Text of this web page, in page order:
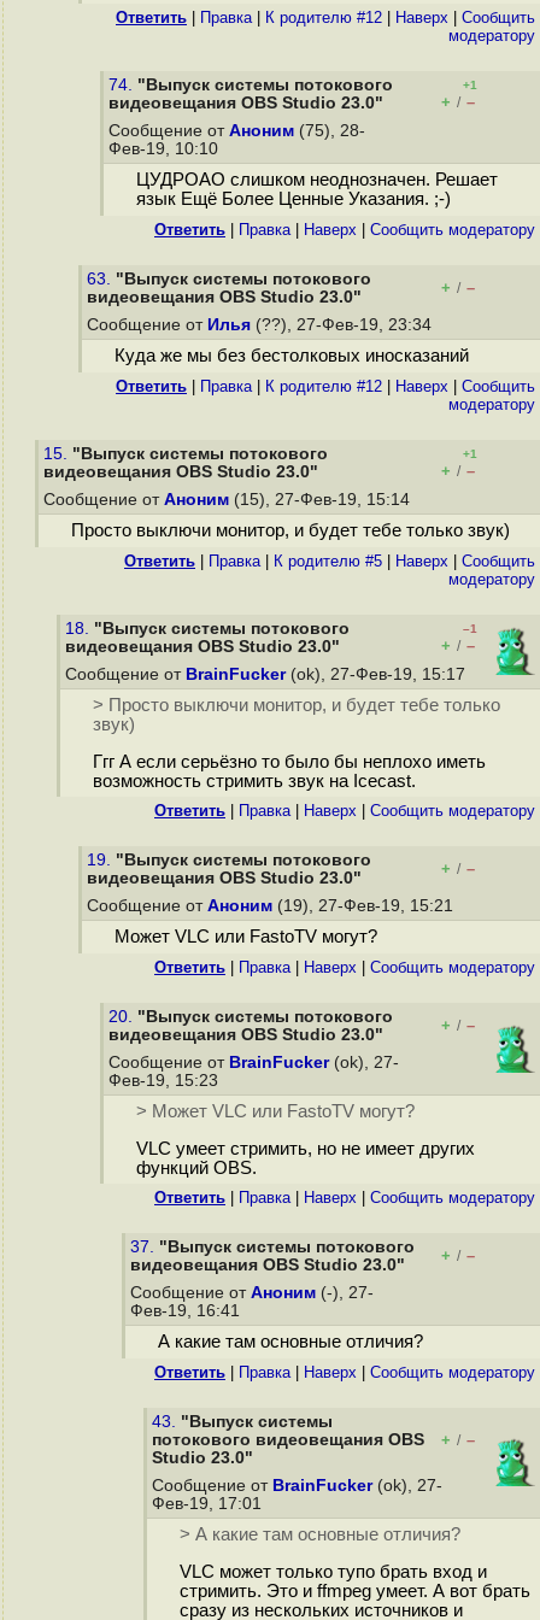
Ответить Правка| К родителю #12 Наверх
Cообщить
модератору
74. "Выпуск системы потокового
видеовещания OBS Studio 23.0"
+1
+ / –
Сообщение от Аноним (75), 28-
Фев-19, 10:10
ЦУДРОАО слишком неоднозначен. Решает
язык Ещё Более Ценные Указания. ;-)
Ответить Правка| Наверх Cообщить модератору
63. "Выпуск системы потокового
видеовещания OBS Studio 23.0"
+ / –
Сообщение от Илья (??), 27-Фев-19, 23:34
Куда же мы без бестолковых иносказаний
Ответить Правка| К родителю #12 Наверх
Cообщить
модератору
15. "Выпуск системы потокового
видеовещания OBS Studio 23.0"
+1
+ / –
Сообщение от Аноним (15), 27-Фев-19, 15:14
Просто выключи монитор, и будет тебе только звук)
Ответить Правка| К родителю #5 Наверх
Cообщить
модератору
18. "Выпуск системы потокового
видеовещания OBS Studio 23.0"
–1
+ / –
Сообщение от BrainFucker(ok), 27-Фев-19, 15:17
> Просто выключи монитор, и будет тебе только
звук)
Ггг А если серьёзно то было бы неплохо иметь
возможность стримить звук на Icecast.
Ответить Правка| Наверх Cообщить модератору
19. "Выпуск системы потокового
видеовещания OBS Studio 23.0"
+ / –
Сообщение от Аноним (19), 27-Фев-19, 15:21
Может VLC или FastoTV могут?
Ответить Правка| Наверх Cообщить модератору
20. "Выпуск системы потокового
видеовещания OBS Studio 23.0"
+ / –
Сообщение от BrainFucker(ok), 27-
Фев-19, 15:23
> Может VLC или FastoTV могут?
VLC умеет стримить, но не имеет других
функций OBS.
Ответить Правка| Наверх Cообщить модератору
37. "Выпуск системы потокового
видеовещания OBS Studio 23.0"
+ / –
Сообщение от Аноним (-), 27-
Фев-19, 16:41
А какие там основные отличия?
Ответить Правка| Наверх Cообщить модератору
43. "Выпуск системы
потокового видеовещания OBS
Studio 23.0"
+ / –
Сообщение от BrainFucker(ok), 27-
Фев-19, 17:01
> А какие там основные отличия?
VLC может только тупо брать вход и
стримить. Это и ffmpeg умеет. А вот брать
сразу из нескольких источников и